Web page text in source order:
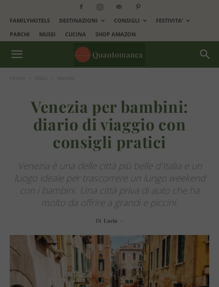
FAMILYHOTELS DESTINAZIONI CONSIGLI
FESTIVITA’
PARCHI
MUSEI CUCINA SHOP AMAZON
Venezia per bambini:
diario di viaggio con
consigli pratici
Venezia è una delle città più belle d'Italia e un
luogo ideale per trascorrere un lungo weekend
con i bambini. Una città priva di auto che ha
molto da offrire a grandi e piccini.
Di Lucia -